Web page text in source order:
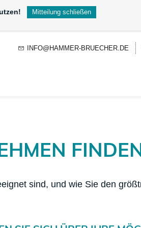
INFO@HAMMER-BRUECHER.DE
sind, und wie Sie den
Mitteilung schließen